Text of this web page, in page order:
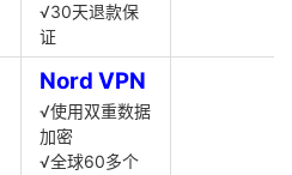
√30天退款保
证
Nord VPN
√使用双重数据
加密
√全球60多个